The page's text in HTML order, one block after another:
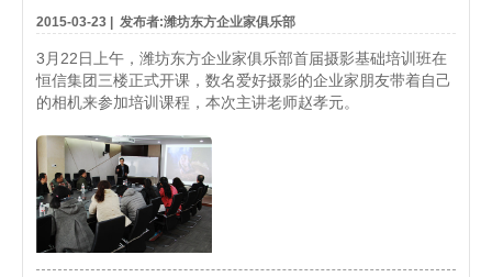
2015-03-23 发布者:潍坊东方企业家俱乐部
3月22日上午，潍坊东方企业家俱乐部首届摄影基础培训班在
恒信集团三楼正式开课，数名爱好摄影的企业家朋友带着自己
的相机来参加培训课程，本次主讲老师赵孝元。